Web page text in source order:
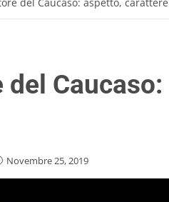
del
Novembre 25, 2019